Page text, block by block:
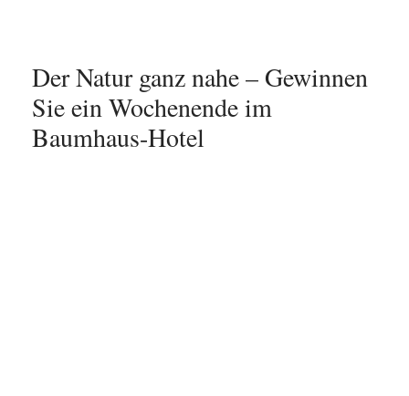
Der Natur ganz nahe – Gewinnen
Sie ein Wochenende im
Baumhaus-Hotel